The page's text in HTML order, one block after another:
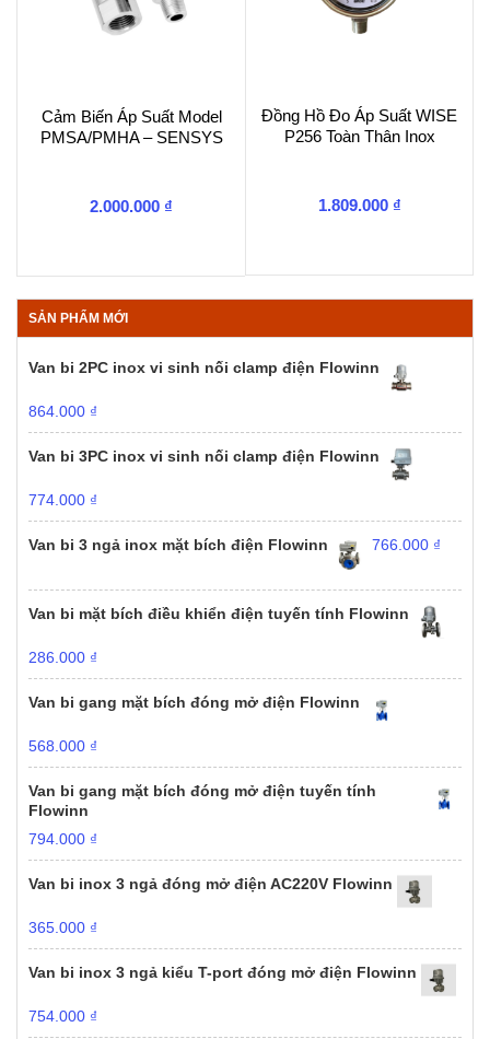
Cảm Biến Áp Suất Model
PMSA/PMHA – SENSYS
2.000.000 ₫
Đồng Hồ Đo Áp Suất WISE
P256 Toàn Thân Inox
1.809.000 ₫
SẢN PHẨM MỚI
Van bi 2PC inox vi sinh nối clamp điện Flowinn
864.000 ₫
Van bi 3PC inox vi sinh nối clamp điện Flowinn
774.000 ₫
Van bi 3 ngả inox mặt bích điện Flowinn 766.000 ₫
Van bi mặt bích điều khiển điện tuyến tính Flowinn
286.000 ₫
Van bi gang mặt bích đóng mở điện Flowinn
568.000 ₫
Van bi gang mặt bích đóng mở điện tuyến tính
Flowinn
794.000 ₫
Van bi inox 3 ngả đóng mở điện AC220V Flowinn
365.000 ₫
Van bi inox 3 ngả kiểu T-port đóng mở điện Flowinn
754.000 ₫